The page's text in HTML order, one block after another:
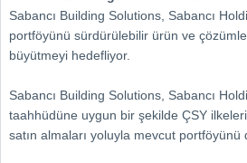
Sabancı Building Solutions, Sabancı
portföyünü sürdürülebilir ürün ve
büyütmeyi hedefliyor.
Sabancı Building Solutions, Sabancı
taahhüdüne uygun bir şekilde ÇSY
satın almaları yoluyla mevcut portföyünü